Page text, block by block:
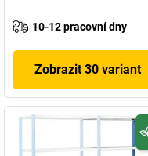
10-12 pracovní dny
Zobrazit 30 variant